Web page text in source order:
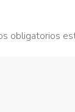
obligatorios